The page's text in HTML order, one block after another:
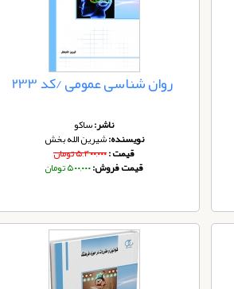
روان شناسی عمومی /کد 233
ناشر:ساکو
نویسنده:شیرین الله بخش
قیمت :۵,۴۰۰,۰۰۰ تومان
قیمت فروش:۵۰۰,۰۰۰ تومان